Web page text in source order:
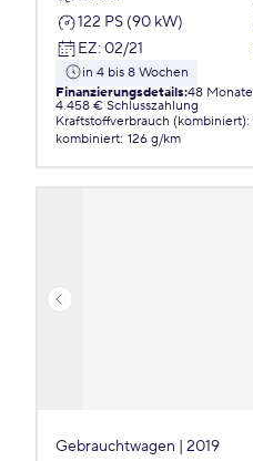
122 PS (90 kW)
EZ: 02/21
in 4 bis 8 Wochen
Finanzierungsdetails:48 Monate
4.458 € Schlusszahlung
Kraftstoffverbrauch (kombiniert):
kombiniert: 126 g/km
Gebrauchtwagen | 2019